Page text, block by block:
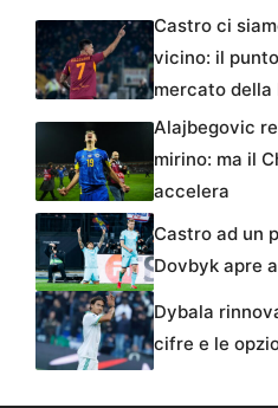
Castro ci
vicino: il
mercato della
Alajbegovic
mirino: ma il
accelera
Castro ad un
Dovbyk apre
Dybala
cifre e le